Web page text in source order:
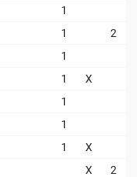
1
1
2
1
1
X
1
1
1
X
X
2